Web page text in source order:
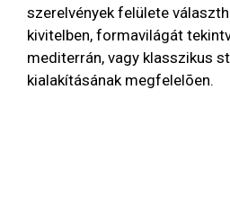
szerelvények felülete
kivitelben, formavilágát
mediterrán, vagy klasszikus
kialakításának megfelelõen.